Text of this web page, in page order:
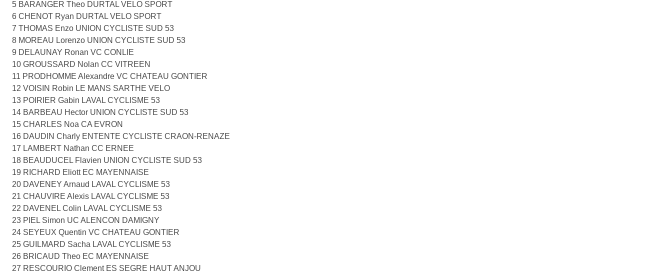
5 BARANGER Theo DURTAL VELO SPORT
6 CHENOT Ryan DURTAL VELO SPORT
7 THOMAS Enzo UNION CYCLISTE SUD 53
8 MOREAU Lorenzo UNION CYCLISTE SUD 53
9 DELAUNAY Ronan VC CONLIE
10 GROUSSARD Nolan CC VITREEN
11 PRODHOMME Alexandre VC CHATEAU GONTIER
12 VOISIN Robin LE MANS SARTHE VELO
13 POIRIER Gabin LAVAL CYCLISME 53
14 BARBEAU Hector UNION CYCLISTE SUD 53
15 CHARLES Noa CA EVRON
16 DAUDIN Charly ENTENTE CYCLISTE CRAON-RENAZE
17 LAMBERT Nathan CC ERNEE
18 BEAUDUCEL Flavien UNION CYCLISTE SUD 53
19 RICHARD Eliott EC MAYENNAISE
20 DAVENEY Arnaud LAVAL CYCLISME 53
21 CHAUVIRE Alexis LAVAL CYCLISME 53
22 DAVENEL Colin LAVAL CYCLISME 53
23 PIEL Simon UC ALENCON DAMIGNY
24 SEYEUX Quentin VC CHATEAU GONTIER
25 GUILMARD Sacha LAVAL CYCLISME 53
26 BRICAUD Theo EC MAYENNAISE
27 RESCOURIO Clement ES SEGRE HAUT ANJOU